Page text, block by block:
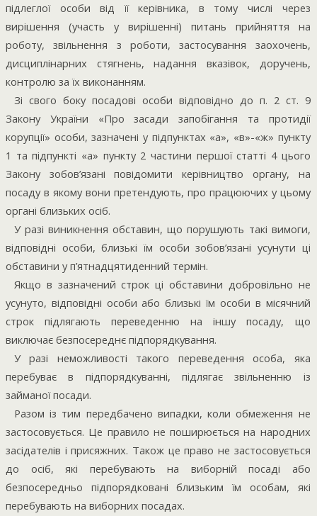
підлеглої особи від її керівника, в тому числі через
вирішення (участь у вирішенні) питань прийняття на
роботу, звільнення з роботи, застосування заохочень,
дисциплінарних стягнень, надання вказівок, доручень,
контролю за їх виконанням.
Зі свого боку посадові особи відповідно до п. 2 ст. 9
Закону України «Про засади запобігання та протидії
корупції» особи, зазначені у підпунктах «а», «в»-«ж» пункту
1 та підпункті «а» пункту 2 частини першої статті 4 цього
Закону зобов’язані повідомити керівництво органу, на
посаду в якому вони претендують, про працюючих у цьому
органі близьких осіб.
У разі виникнення обставин, що порушують такі вимоги,
відповідні особи, близькі їм особи зобов’язані усунути ці
обставини у п’ятнадцятиденний термін.
Якщо в зазначений строк ці обставини добровільно не
усунуто, відповідні особи або близькі їм особи в місячний
строк підлягають переведенню на іншу посаду, що
виключає безпосереднє підпорядкування.
У разі неможливості такого переведення особа, яка
перебуває в підпорядкуванні, підлягає звільненню із
займаної посади.
Разом із тим передбачено випадки, коли обмеження не
застосовується. Це правило не поширюється на народних
засідателів і присяжних. Також це право не застосовується
до осіб, які перебувають на виборній посаді або
безпосередньо підпорядковані близьким їм особам, які
перебувають на виборних посадах.